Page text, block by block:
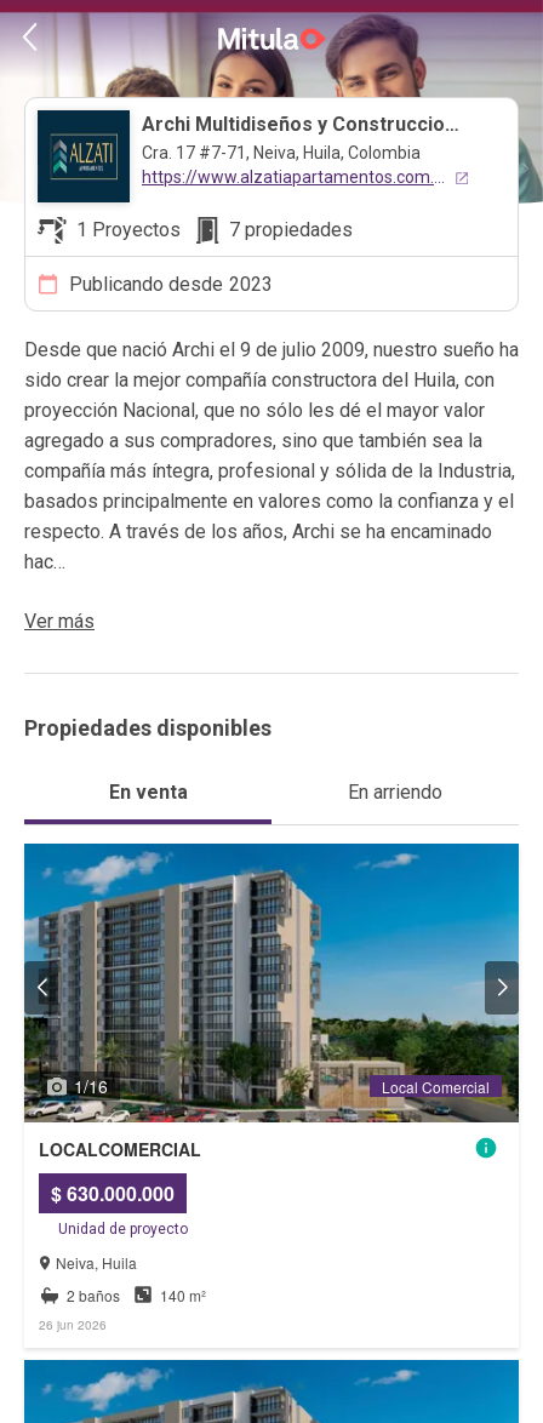
Archi Multidiseños y Construcciones SAS
Cra. 17 #7-71, Neiva, Huila, Colombia
1 Proyectos 7 propiedades
Publicando desde 2023
Desde que nació Archi el 9 de julio 2009, nuestro sueño ha
sido crear la mejor compañía constructora del Huila, con
proyección Nacional, que no sólo les dé el mayor valor
agregado a sus compradores, sino que también sea la
compañía más íntegra, profesional y sólida de la Industria,
basados principalmente en valores como la confianza y el
respecto. A través de los años, Archi se ha encaminado
hac…
Ver más
Propiedades disponibles
En venta En arriendo
Local Comercial
Local Comercial
1/16
LOCALCOMERCIAL
$ 630.000.000
Unidad de proyecto
Neiva, Huila
2 baños
140 m²
26 jun 2026